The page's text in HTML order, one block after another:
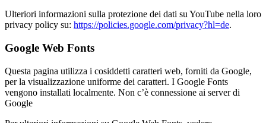
Ulteriori informazioni sulla protezione dei dati su YouTube nella loro
privacy policy su: https://policies.google.com/privacy?hl=de.
Google Web Fonts
Questa pagina utilizza i cosiddetti caratteri web, forniti da Google,
per la visualizzazione uniforme dei caratteri. I Google Fonts
vengono installati localmente. Non c’è connessione ai server di
Google